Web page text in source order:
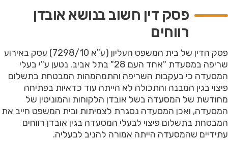
פסק דין חשוב בנושא אובדן
רווחים
פסק הדין של בית המשפט העליון (ע"א 7298/10) עסק באירוע
שריפה במסעדת "אחד העם 28" בתל אביב. נטען ע"י בעלי
המסעדה כי בעקבות השריפה והתמהמהות המבטחת בתשלום
פיצוי בגין המבנה והתכולה לא הייתה עוד כדאיות בפתיחה
מחודשת של המסעדה בשל אובדן הלקוחות והמוניטין של
המסעדה, ואכן המסעדה נסגרת לצמיתות ובית המשפט חייב את
המבטחת בתשלום פיצוי לבעלי המסעדה בגין אובדן רווחים
עתידיים שהמסעדה הייתה אמורה להניב לבעליה.